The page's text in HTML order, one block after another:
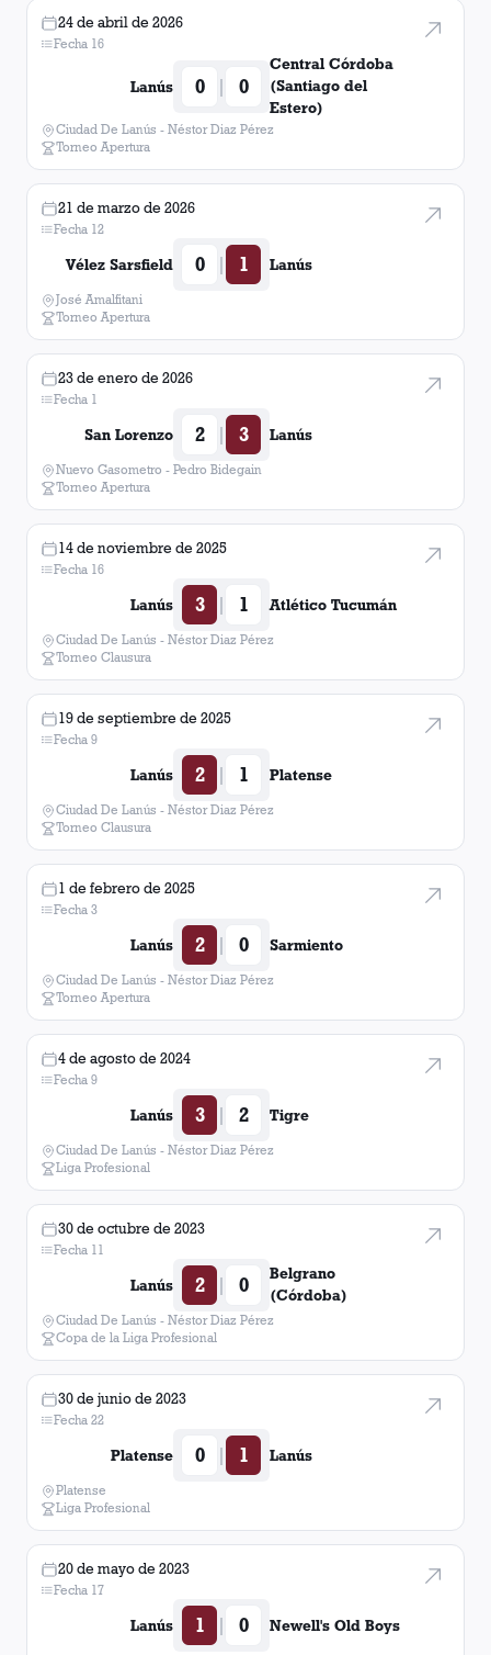
24 de abril de 2026
Fecha 16
Lanús 0 | 0
Central Córdoba
(Santiago del
Estero)
Ciudad De Lanús - Néstor Diaz Pérez
Torneo Apertura
21 de marzo de 2026
Fecha 12
Vélez Sarsfield 0 | 1 Lanús
José Amalfitani
Torneo Apertura
23 de enero de 2026
Fecha 1
San Lorenzo 2 | 3 Lanús
Nuevo Gasometro - Pedro Bidegain
Torneo Apertura
14 de noviembre de 2025
Fecha 16
Lanús 3 | 1 Atlético Tucumán
Ciudad De Lanús - Néstor Diaz Pérez
Torneo Clausura
19 de septiembre de 2025
Fecha 9
Lanús 2 | 1 Platense
Ciudad De Lanús - Néstor Diaz Pérez
Torneo Clausura
1 de febrero de 2025
Fecha 3
Lanús 2 | 0 Sarmiento
Ciudad De Lanús - Néstor Diaz Pérez
Torneo Apertura
4 de agosto de 2024
Fecha 9
Lanús 3 | 2 Tigre
Ciudad De Lanús - Néstor Diaz Pérez
Liga Profesional
30 de octubre de 2023
Fecha 11
Lanús 2 | 0
Belgrano
(Córdoba)
Ciudad De Lanús - Néstor Diaz Pérez
Copa de la Liga Profesional
30 de junio de 2023
Fecha 22
Platense 0 | 1 Lanús
Platense
Liga Profesional
20 de mayo de 2023
Fecha 17
Lanús 1 | 0 Newell's Old Boys